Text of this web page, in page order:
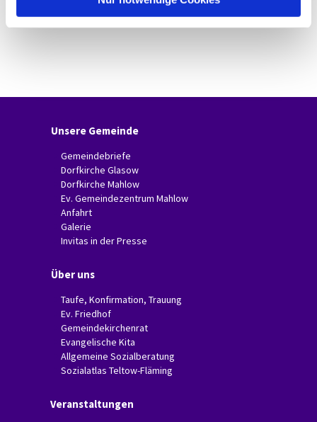
Unsere Gemeinde
Gemeindebriefe
Dorfkirche Glasow
Dorfkirche Mahlow
Ev. Gemeindezentrum Mahlow
Anfahrt
Galerie
Invitas in der Presse
Über uns
Taufe, Konfirmation, Trauung
Ev. Friedhof
Gemeindekirchenrat
Evangelische Kita
Allgemeine Sozialberatung
Sozialatlas Teltow-Fläming
Veranstaltungen